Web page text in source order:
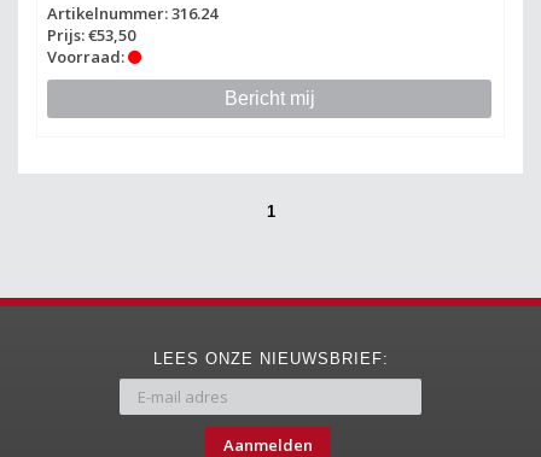
Artikelnummer: 316.24
Prijs: €53,50
Voorraad:
Bericht mij
1
LEES ONZE NIEUWSBRIEF:
Aanmelden